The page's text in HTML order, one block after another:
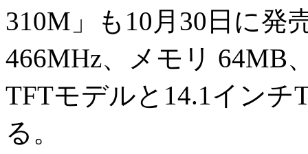
310M」も10月30日に発
466MHz、メモリ 64MB
TFTモデルと14.1イン
る。